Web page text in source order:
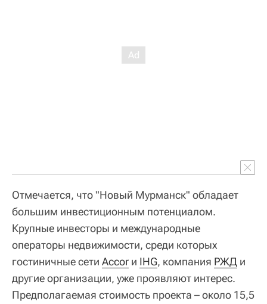
Отмечается, что "Новый Мурманск" обладает
большим инвестиционным потенциалом.
Крупные инвесторы и международные
операторы недвижимости, среди которых
гостиничные сети Accor и IHG, компания РЖД и
другие организации, уже проявляют интерес.
Предполагаемая стоимость проекта – около 15,5